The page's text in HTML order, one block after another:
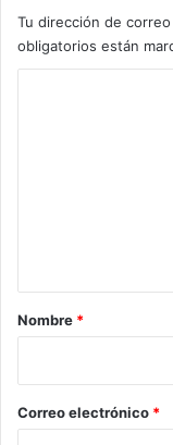
Tu dirección de
obligatorios están
r
*
Nombre *
Correo electrónico *